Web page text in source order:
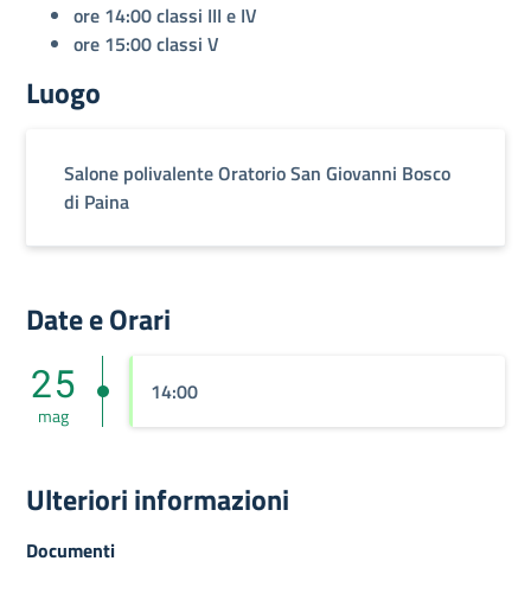
ore 14:00 classi III e IV
ore 15:00 classi V
Luogo
Salone polivalente Oratorio San Giovanni Bosco
di Paina
Date e Orari
25
mag
14:00
Ulteriori informazioni
Documenti